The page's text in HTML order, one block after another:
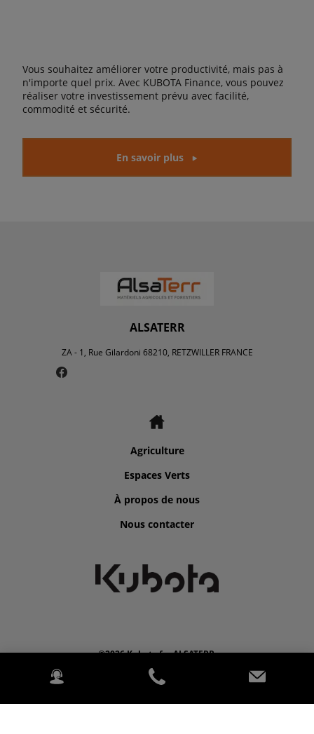
Vous souhaitez améliorer votre productivité, mais pas à
n'importe quel prix. Avec KUBOTA Finance, vous pouvez
réaliser votre investissement prévu avec facilité,
commodité et sécurité.
En savoir plus
ALSATERR
ZA - 1, Rue Gilardoni 68210, RETZWILLER FRANCE
Agriculture
Espaces Verts
À propos de nous
Nous contacter
©2026 Kubota for ALSATERR.
2020 Kubota Europe SAS. Tous droits réservés. PowerChord.